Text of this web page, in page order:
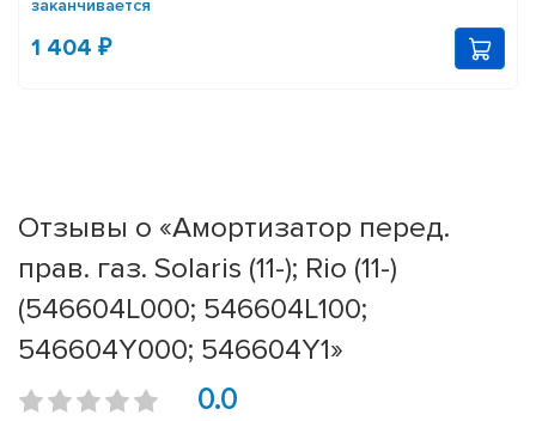
заканчивается
1 404 ₽
Отзывы о «Амортизатор перед.
прав. газ. Solaris (11-); Rio (11-)
(546604L000; 546604L100;
546604Y000; 546604Y1»
0.0